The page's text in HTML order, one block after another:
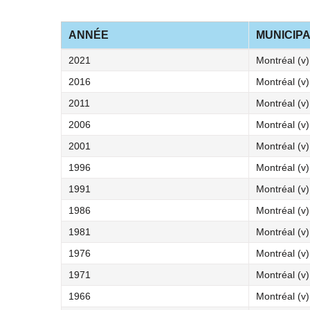
ANNÉE
2021 Montréal (v)
2016
Montréal (v)
2011
Montréal (v)
2006
Montréal (v)
2001
Montréal (v)
1996
Montréal (v)
1991
Montréal (v)
1986
Montréal (v)
1981
Montréal (v)
1976
Montréal (v)
1971
Montréal (v)
1966
Montréal (v)